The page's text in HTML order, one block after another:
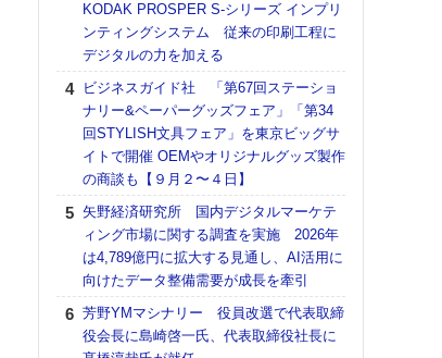
KODAK PROSPER S-シリーズ インプリ
ンティングシステム 従来の印刷工程に
デジタルの力を加える
ビジネスガイド社 「第67回ステーショ
ナリー&ペーパーグッズフェア」「第34
回STYLISH文具フェア」を東京ビッグサ
イトで開催 OEMやオリジナルグッズ製作
の商談も【９月２〜４日】
矢野経済研究所 国内デジタルマーケテ
ィング市場に関する調査を実施 2026年
は4,789億円に拡大する見通し、AI活用に
向けたデータ整備需要が成長を牽引
芳野YMマシナリー 役員改選で代表取締
役会長に島崎啓一氏、代表取締役社長に